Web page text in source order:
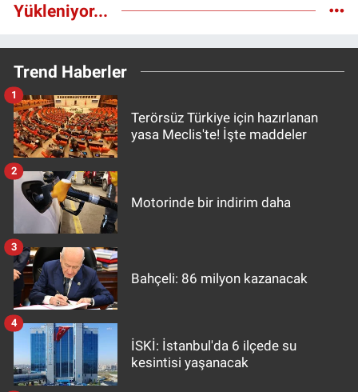
Yükleniyor...
Trend Haberler
Terörsüz Türkiye için hazırlanan
yasa Meclis'te! İşte maddeler
1
Motorinde bir indirim daha
2
Bahçeli: 86 milyon kazanacak
3
İSKİ: İstanbul'da 6 ilçede su
kesintisi yaşanacak
4